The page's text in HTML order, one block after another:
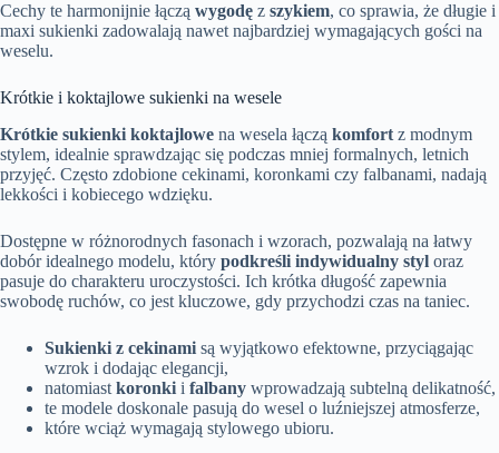
Cechy te harmonijnie łączą wygodę z szykiem, co sprawia, że długie i
maxi sukienki zadowalają nawet najbardziej wymagających gości na
weselu.
Krótkie i koktajlowe sukienki na wesele
Krótkie sukienki koktajlowe na wesela łączą komfort z modnym
stylem, idealnie sprawdzając się podczas mniej formalnych, letnich
przyjęć. Często zdobione cekinami, koronkami czy falbanami, nadają
lekkości i kobiecego wdzięku.
Dostępne w różnorodnych fasonach i wzorach, pozwalają na łatwy
dobór idealnego modelu, który podkreśli indywidualny styl oraz
pasuje do charakteru uroczystości. Ich krótka długość zapewnia
swobodę ruchów, co jest kluczowe, gdy przychodzi czas na taniec.
Sukienki z cekinami są wyjątkowo efektowne, przyciągając
wzrok i dodając elegancji,
natomiast koronki i falbany wprowadzają subtelną delikatność,
te modele doskonale pasują do wesel o luźniejszej atmosferze,
które wciąż wymagają stylowego ubioru.